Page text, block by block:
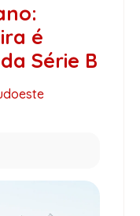
é
Série B